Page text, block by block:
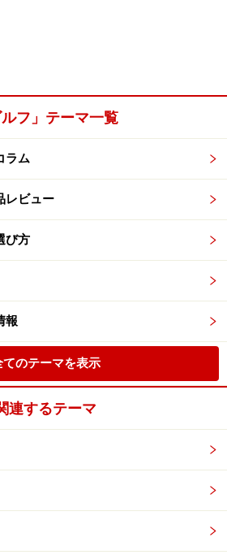
ルフ」テーマ一覧
ラム
レビュー
び方
報
てのテーマを表示
連するテーマ